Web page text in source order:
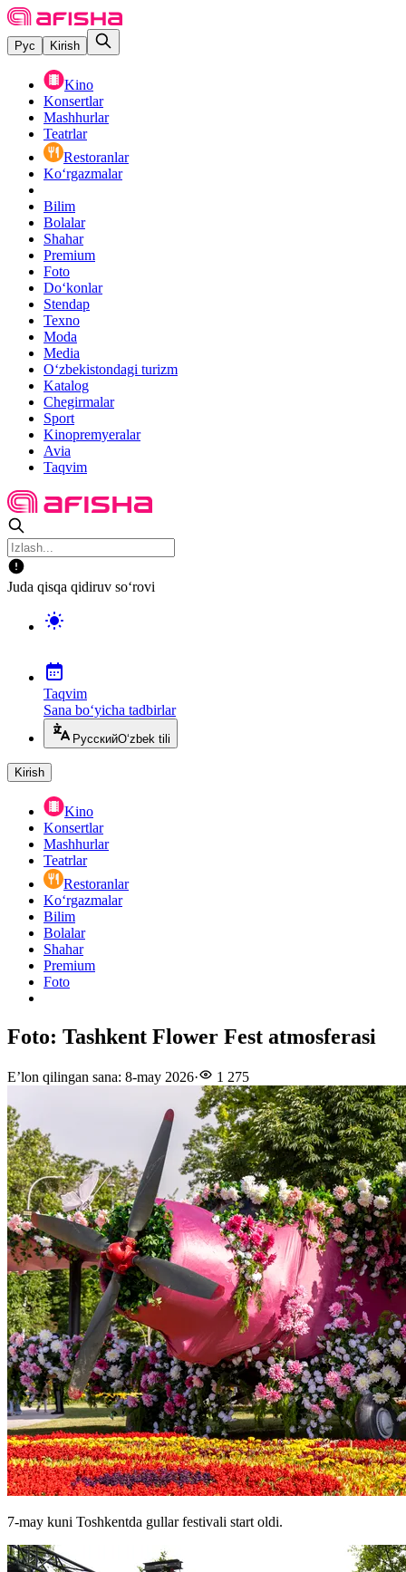
Рус Kirish
Kino
Konsertlar
Mashhurlar
Teatrlar
Restoranlar
Ko‘rgazmalar
Bilim
Bolalar
Shahar
Premium
Foto
Do‘konlar
Stendap
Texno
Moda
Media
O‘zbekistondagi turizm
Katalog
Chegirmalar
Sport
Kinopremyeralar
Avia
Taqvim
Juda qisqa qidiruv so‘rovi
Taqvim
Sana bo‘yicha tadbirlar
РусскийO‘zbek tili
Kirish
Kino
Konsertlar
Mashhurlar
Teatrlar
Restoranlar
Ko‘rgazmalar
Bilim
Bolalar
Shahar
Premium
Foto
Foto: Tashkent Flower Fest atmosferasi
E’lon qilingan sana: 8-may 2026· 1 275
7-may kuni Toshkentda gullar festivali start oldi.